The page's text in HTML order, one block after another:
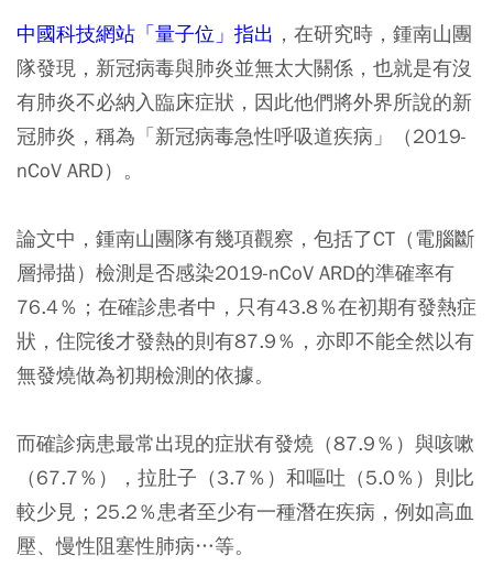
中國科技網站「量子位」指出 ，在研究時，鍾南山團
隊發現，新冠病毒與肺炎並無太大關係，也就是有沒
有肺炎不必納入臨床症狀，因此他們將外界所說的新
冠肺炎，稱為「新冠病毒急性呼吸道疾病」（2019-
nCoV ARD）。
論文中，鍾南山團隊有幾項觀察，包括了CT（電腦斷
層掃描）檢測是否感染2019-nCoV ARD的準確率有
76.4％；在確診患者中，只有43.8％在初期有發熱症
狀，住院後才發熱的則有87.9％，亦即不能全然以有
無發燒做為初期檢測的依據。
而確診病患最常出現的症狀有發燒（87.9％）與咳嗽
（67.7％），拉肚子（3.7％）和嘔吐（5.0％）則比
較少見；25.2％患者至少有一種潛在疾病，例如高血
壓、慢性阻塞性肺病…等。